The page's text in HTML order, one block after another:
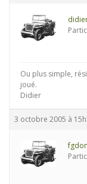
Ou plus simple,
joué.
Didier
3 octobre 2005 à